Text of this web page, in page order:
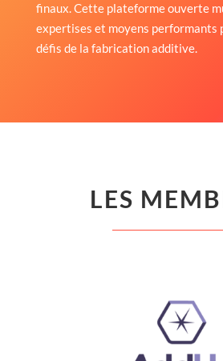
finaux. Cette plateforme ouverte
expertises et moyens performants
défis de la fabrication additive.
LES